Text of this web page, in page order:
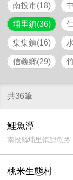
南投市(18)
埔里鎮(36)
集集鎮(16)
信義鄉(29)
共36筆
鯉魚潭
南投縣埔里鎮鯉魚路
桃米生態村